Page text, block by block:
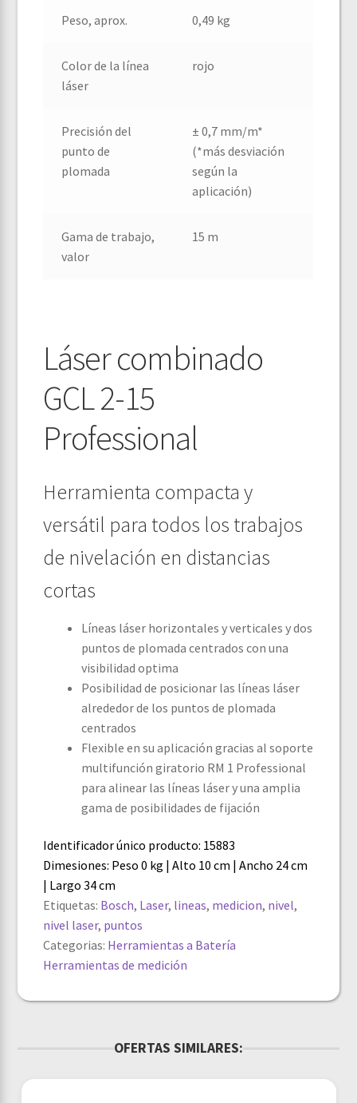
Peso, aprox. 0,49 kg
Color de la línea
láser
rojo
Precisión del
punto de
plomada
± 0,7 mm/m*
(*más desviación
según la
aplicación)
Gama de trabajo,
valor
15 m
Láser combinado
GCL 2-15
Professional
Herramienta compacta y
versátil para todos los trabajos
de nivelación en distancias
cortas
Líneas láser horizontales y verticales y dos
puntos de plomada centrados con una
visibilidad optima
Posibilidad de posicionar las líneas láser
alrededor de los puntos de plomada
centrados
Flexible en su aplicación gracias al soporte
multifunción giratorio RM 1 Professional
para alinear las líneas láser y una amplia
gama de posibilidades de fijación
Identificador único producto: 15883
Dimesiones: Peso 0 kg | Alto 10 cm | Ancho 24 cm
| Largo 34 cm
Etiquetas: Bosch, Laser, lineas, medicion, nivel,
nivel laser, puntos
Categorias: Herramientas a Batería
Herramientas de medición
OFERTAS SIMILARES: